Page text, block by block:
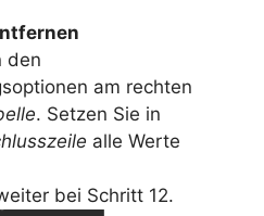
den
am rechten
. Setzen Sie in
alle Werte
bei Schritt 12.